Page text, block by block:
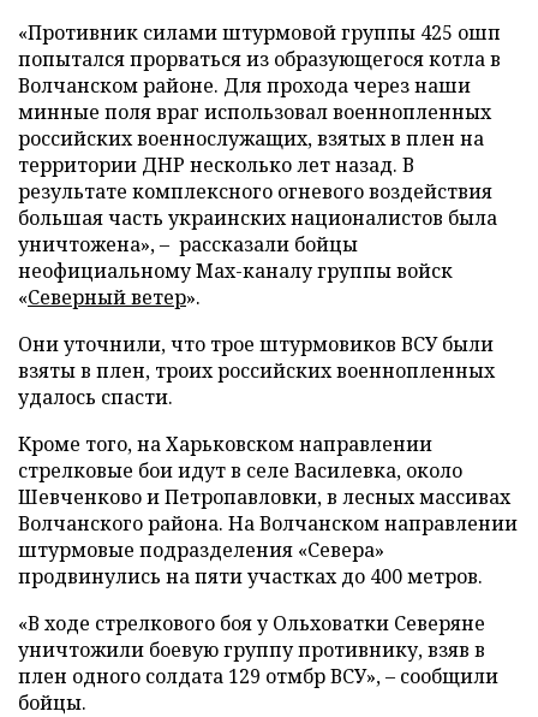
«Противник силами штурмовой группы 425 ошп
попытался прорваться из образующегося котла в
Волчанском районе. Для прохода через наши
минные поля враг использовал военнопленных
российских военнослужащих, взятых в плен на
территории ДНР несколько лет назад. В
результате комплексного огневого воздействия
большая часть украинских националистов была
уничтожена», – рассказали бойцы
неофициальному Max-каналу группы войск
«Северный ветер».
Они уточнили, что трое штурмовиков ВСУ были
взяты в плен, троих российских военнопленных
удалось спасти.
Кроме того, на Харьковском направлении
стрелковые бои идут в селе Василевка, около
Шевченково и Петропавловки, в лесных массивах
Волчанского района. На Волчанском направлении
штурмовые подразделения «Севера»
продвинулись на пяти участках до 400 метров.
«В ходе стрелкового боя у Ольховатки Северяне
уничтожили боевую группу противнику, взяв в
плен одного солдата 129 отмбр ВСУ», – сообщили
бойцы.